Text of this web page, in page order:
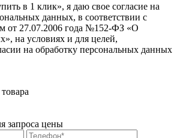
в 1 клик», я даю свое согласие на
данных, в соответствии с
от 27.07.2006 года №152-ФЗ «О
на условиях и для целей,
на обработку персональных данных
запроса цены